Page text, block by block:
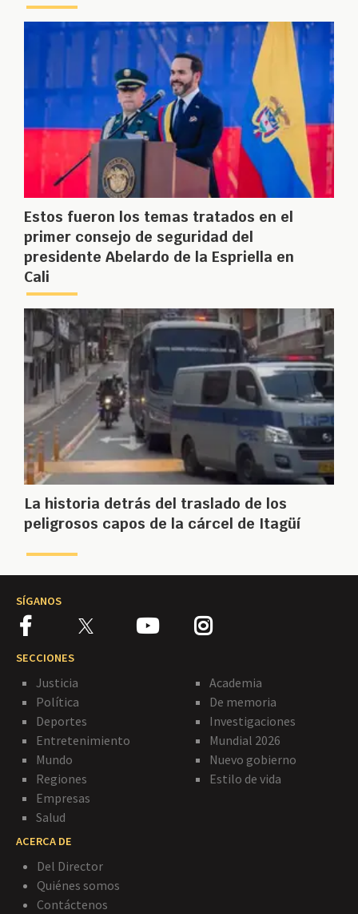
Estos fueron los temas tratados en el
primer consejo de seguridad del
presidente Abelardo de la Espriella en
Cali
La historia detrás del traslado de los
peligrosos capos de la cárcel de Itagüí
SÍGANOS
SECCIONES
Justicia
Política
Deportes
Entretenimiento
Mundo
Regiones
Empresas
Salud
Academia
De memoria
Investigaciones
Mundial 2026
Nuevo gobierno
Estilo de vida
ACERCA DE
Del Director
Quiénes somos
Contáctenos